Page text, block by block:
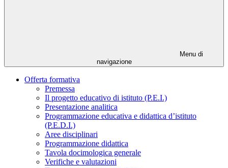
Menu di
navigazione
Offerta formativa
Premessa
Il progetto educativo di istituto (P.E.I.)
Presentazione analitica
Programmazione educativa e didattica d’istituto
(P.E.D.I.)
Aree disciplinari
Programmazione didattica
Tavola docimologica generale
Verifiche e valutazioni